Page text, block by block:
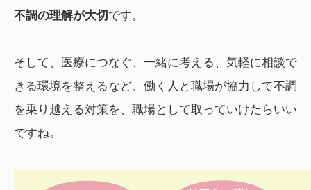
不調の理解が大切 です。
そして、医療につなぐ、一緒に考える、気軽に相談で
きる環境を整えるなど、働く人と職場が協力して不調
を乗り越える対策を、職場として取っていけたらいい
ですね。